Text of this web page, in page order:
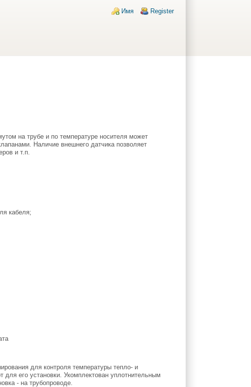
Login links
Имя Register
на трубе и по температуре носителя может
Наличие внешнего датчика позволяет
и т.п.
кабеля;
для контроля температуры тепло- и
его установки. Укомплектован уплотнительным
- на трубопроводе.